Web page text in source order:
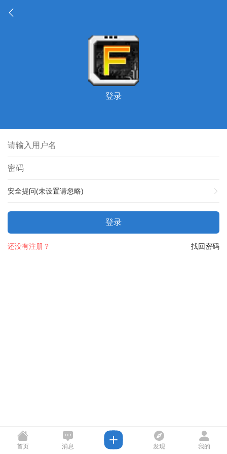
登录
安全提问(未设置请忽略)
登录
找回密码
还没有注册？
首页 消息 发现 我的